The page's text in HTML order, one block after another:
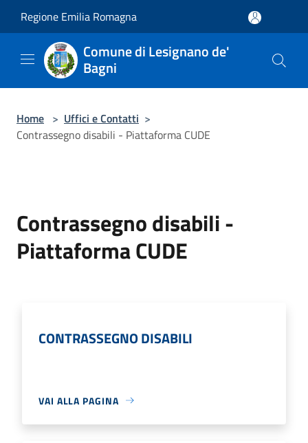
Regione Emilia Romagna
Comune di Lesignano de'
Bagni
Home > Uffici e Contatti >
Contrassegno disabili - Piattaforma CUDE
Contrassegno disabili -
Piattaforma CUDE
CONTRASSEGNO DISABILI
VAI ALLA PAGINA